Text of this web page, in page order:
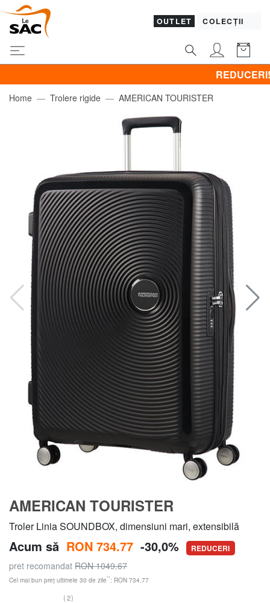
OUTLET COLECȚII
REDUCERI!
Home Trolere rigide AMERICAN TOURISTER
AMERICAN TOURISTER
Troler Linia SOUNDBOX, dimensiuni mari, extensibilă
Acum să RON 734.77 -30,0% REDUCERI
pret recomandat RON 1049.67
Cel mai bun preț ultimele 30 de zile**: RON 734.77
(2)